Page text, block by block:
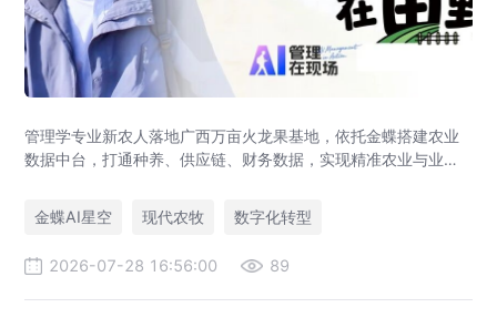
管理学专业新农人落地广西万亩火龙果基地，依托金蝶搭建农业
数据中台，打通种养、供应链、财务数据，实现精准农业与业财
金蝶AI星空
现代农牧 数字化转型
2026-07-28 16:56:00 89